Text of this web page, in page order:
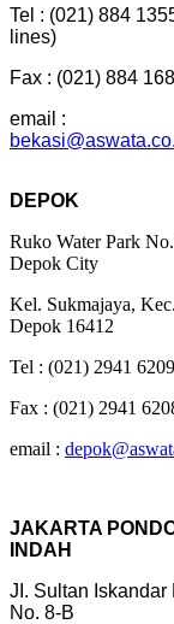
Tel : (021) 884
lines)
Fax : (021) 884
email :
DEPOK
Ruko Water Park
Depok City
Kel. Sukmajaya,
Depok 16412
Tel : (021) 2941 6209
Fax : (021) 2941
email :
JAKARTA
INDAH
JI. Sultan Iskandar
No. 8-B